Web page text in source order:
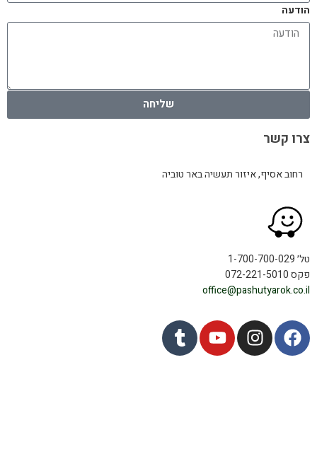
הודעה
שליחה
צרו קשר
רחוב אסיף, איזור תעשיה באר טוביה
טל׳ 1-700-700-029
פקס 072-221-5010
office@pashutyarok.co.il